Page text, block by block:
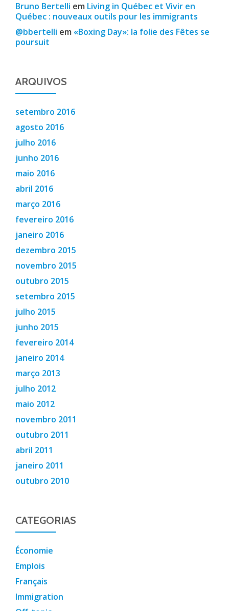
Bruno Bertelli em Living in Québec et Vivir en
Québec : nouveaux outils pour les immigrants
@bbertelli em «Boxing Day»: la folie des Fêtes se
poursuit
ARQUIVOS
setembro 2016
agosto 2016
julho 2016
junho 2016
maio 2016
abril 2016
março 2016
fevereiro 2016
janeiro 2016
dezembro 2015
novembro 2015
outubro 2015
setembro 2015
julho 2015
junho 2015
fevereiro 2014
janeiro 2014
março 2013
julho 2012
maio 2012
novembro 2011
outubro 2011
abril 2011
janeiro 2011
outubro 2010
CATEGORIAS
Économie
Emplois
Français
Immigration